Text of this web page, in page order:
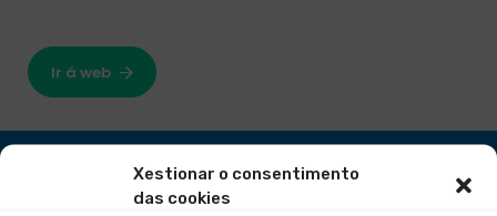
Xestionar o consentimento
das cookies
Ir á web